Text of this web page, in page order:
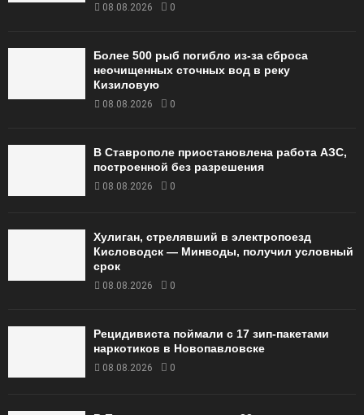
08.08.2026 0
Более 500 рыб погибло из-за сброса
неочищенных сточных вод в реку
Кизиловую
08.08.2026 0
В Ставрополе приостановлена работа АЗС,
построенной без разрешения
08.08.2026 0
Хулиган, стрелявший в электропоезд
Кисловодск — Минводы, получил условный
срок
08.08.2026 0
Рецидивиста поймали с 17 зип-пакетами
наркотиков в Новопавловске
08.08.2026 0